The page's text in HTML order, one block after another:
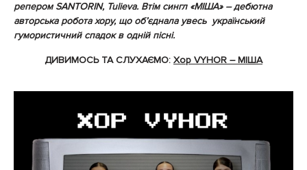
репером SANTORIN, Tulieva. Втім сингл «МІША» – дебютна
авторська робота хору, що обʼєднала увесь український
гумористичний спадок в одній пісні.
ДИВИМОСЬ ТА СЛУХАЄМО: Хор VYHOR – МІША